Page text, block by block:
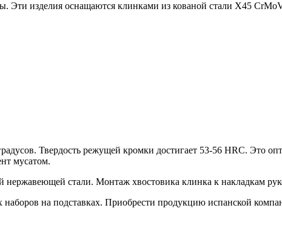
изделия оснащаются клинками из кованой стали X45
Твердость режущей кромки достигает 53-56 HRC. Это
мусатом.
нержавеющей стали. Монтаж хвостовика клинка к накладкам
наборов на подставках. Приобрести продукцию испанской